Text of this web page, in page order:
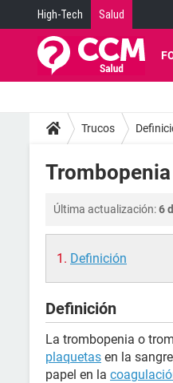
High-Tech Salud
Trucos
Última actualización:6
Definición
Definición
La trombopenia o
plaquetas en la
papel en la